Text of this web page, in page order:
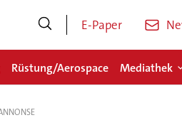
E-Paper
Rüstung/Aerospace Mediathek